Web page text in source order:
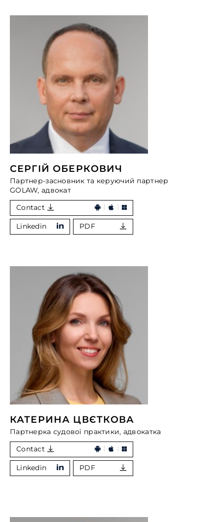
СЕРГІЙ ОБЕРКОВИЧ
Партнер-засновник та керуючий партнер
GOLAW, адвокат
Contact
Linkedin PDF
КАТЕРИНА ЦВЄТКОВА
Партнерка судової практики, адвокатка
Contact
Linkedin PDF